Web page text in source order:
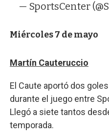
— SportsCenter
Miércoles 7 de mayo
Martín Cauteruccio
El Caute aportó dos
durante el juego entre
Llegó a siete tantos
temporada.